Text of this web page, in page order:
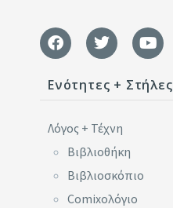
Ενότητες + Στήλες
Λόγος + Τέχνη
Βιβλιοθήκη
Βιβλιοσκόπιο
Comixoλόγιο